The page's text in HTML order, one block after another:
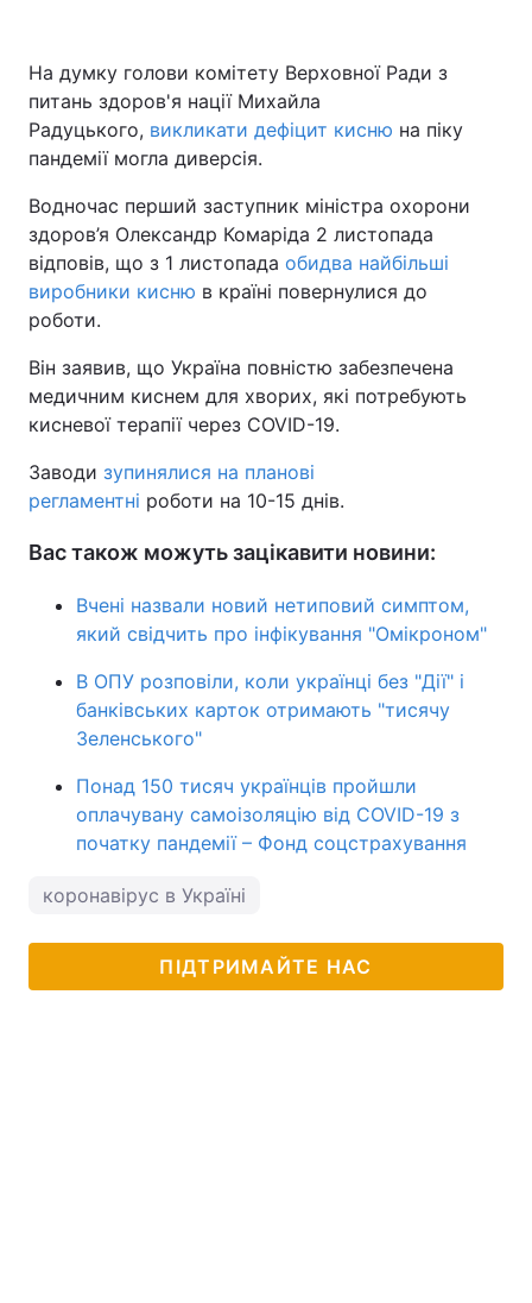
На думку голови комітету Верховної Ради з
питань здоров'я нації Михайла
Радуцького, викликати дефіцит кисню на піку
пандемії могла диверсія.
Водночас перший заступник міністра охорони
здоров’я Олександр Комаріда 2 листопада
відповів, що з 1 листопада обидва найбільші
виробники кисню в країні повернулися до
роботи.
Він заявив, що Україна повністю забезпечена
медичним киснем для хворих, які потребують
кисневої терапії через COVID-19.
Заводи зупинялися на планові
регламентні роботи на 10-15 днів.
Вас також можуть зацікавити новини:
Вчені назвали новий нетиповий симптом,
який свідчить про інфікування "Омікроном"
В ОПУ розповіли, коли українці без "Дії" і
банківських карток отримають "тисячу
Зеленського"
Понад 150 тисяч українців пройшли
оплачувану самоізоляцію від COVID-19 з
початку пандемії – Фонд соцстрахування
коронавірус в Україні
ПІДТРИМАЙТЕ НАС